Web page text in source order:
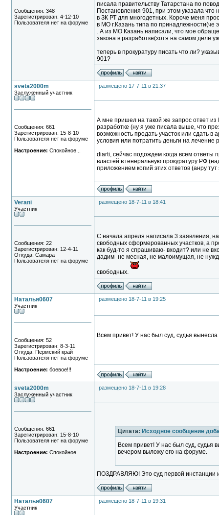
Сообщения: 348
Зарегистрирован: 4-12-10
Пользователя нет на форуме
писала правительству Татарстана по
Постановления 901, при этом указала
в ЗК РТ для многодетных. Короче меня
в МО г.Казань типа по принадлежности(че
. А из МО Казань написали, что мое
закона в разработке(хотя на самом деле
теперь в прокуратуру писать что ли?
901?
sveta2000m
Заслуженный участник
Сообщения: 661
Зарегистрирован: 15-8-10
Пользователя нет на форуме
Настроение: Спокойное...
размещено 17-7-11 в 21:37
А мне пришел на такой же запрос ответ
разработке (ну я уже писала выше, что
возможность продать участок или сдать
условия или потратить деньги на лечение
diarti, сейчас подождем когда всем ответы
властей в генеральную прокуратуру РФ
приложением копий этих ответов (анру тут
Verani
Участник
Сообщения: 22
Зарегистрирован: 12-4-11
Откуда: Самара
Пользователя нет на форуме
размещено 18-7-11 в 18:41
С начала апреля написала 3 заявления,
свободных сформерованных участков, а
как буд-то я спрашиваю- входит? или не
дадим- не месная, не малоимущая, не
свободных.
Наталья0607
Участник
Сообщения: 52
Зарегистрирован: 8-3-11
Откуда: Пермский край
Пользователя нет на форуме
Настроение: боевое!!!
размещено 18-7-11 в 19:25
Всем привет! У нас был суд, судья
sveta2000m
Заслуженный участник
Сообщения: 661
Зарегистрирован: 15-8-10
Пользователя нет на форуме
Настроение: Спокойное...
размещено 18-7-11 в 19:28
Цитата: Исходное сообщение
Всем привет! У нас был суд, судья
вечером выложу его на форуме.
ПОЗДРАВЛЯЮ! Это суд первой инстанции
Наталья0607
Участник
размещено 18-7-11 в 19:31